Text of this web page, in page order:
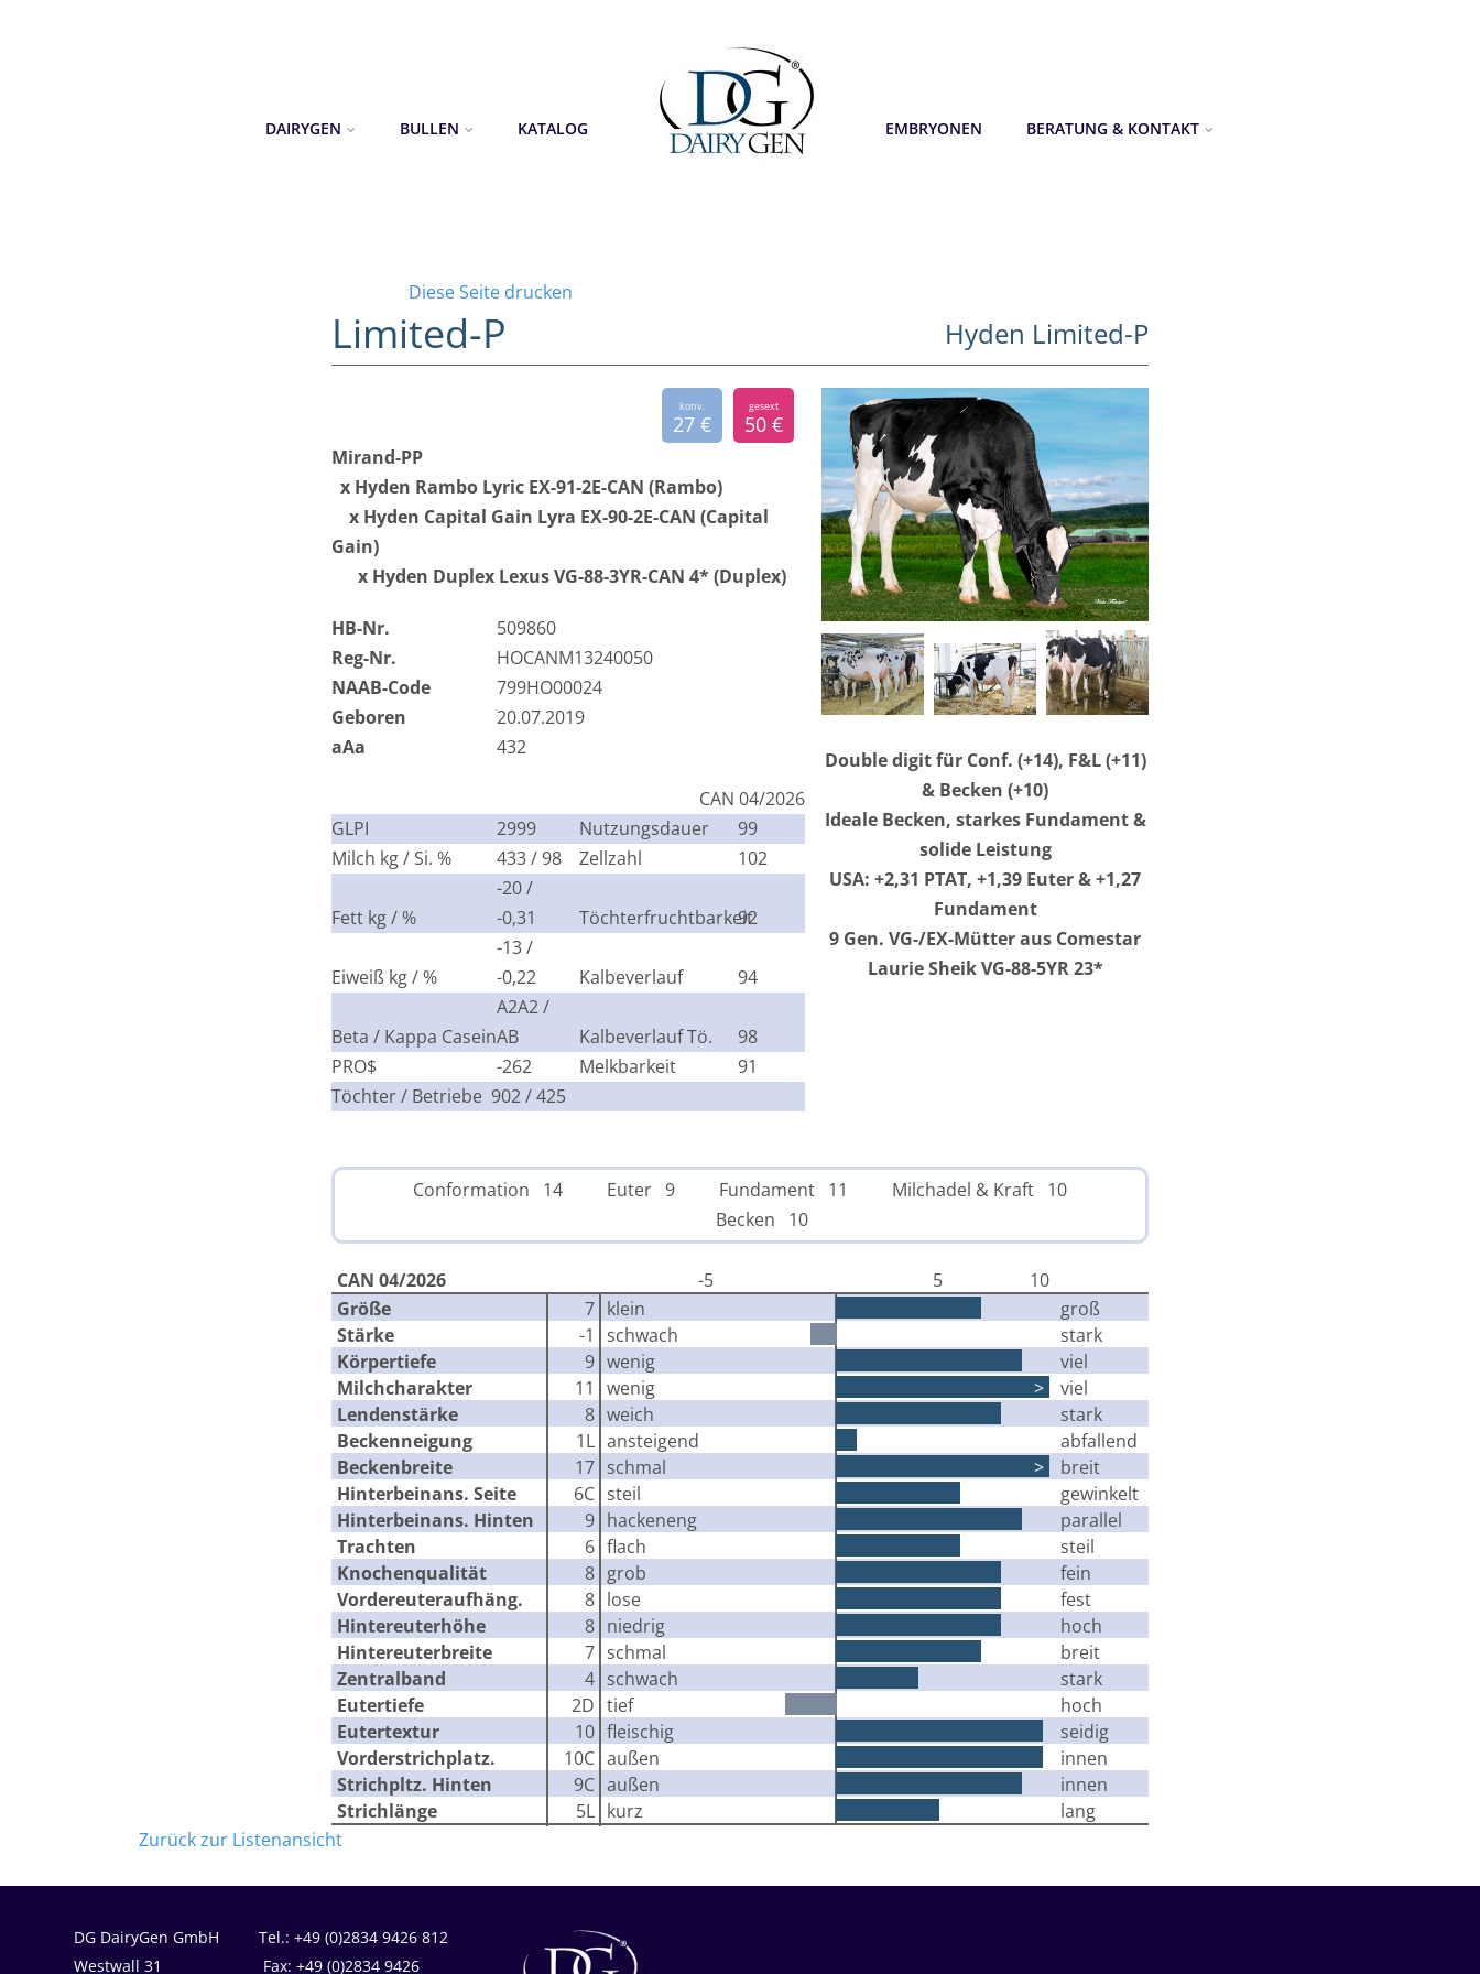
DAIRYGEN BULLEN KATALOG EMBRYONEN BERATUNG & KONTAKT
Diese Seite drucken
Limited-P Hyden Limited-P
konv.
27 €
gesext
50 €
Mirand-PP
x Hyden Rambo Lyric EX-91-2E-CAN (Rambo)
x Hyden Capital Gain Lyra EX-90-2E-CAN (Capital
Gain)
x Hyden Duplex Lexus VG-88-3YR-CAN 4* (Duplex)
HB-Nr.
509860
Reg-Nr.
HOCANM13240050
NAAB-Code
799HO00024
Geboren
20.07.2019
aAa
432
CAN 04/2026
GLPI
2999 Nutzungsdauer
99
Milch kg / Si. %
433 / 98 Zellzahl 102
Fett kg / %
-20 /
-0,31
Töchterfruchtbarkeit
92
Eiweiß kg / %
-13 /
-0,22
Kalbeverlauf 94
Beta / Kappa Casein
A2A2 /
AB
Kalbeverlauf Tö.
98
PRO$
-262 Melkbarkeit
91
Töchter / Betriebe 902 / 425
Double digit für Conf. (+14), F&L (+11)
& Becken (+10)
Ideale Becken, starkes Fundament &
solide Leistung
USA: +2,31 PTAT, +1,39 Euter & +1,27
Fundament
9 Gen. VG-/EX-Mütter aus Comestar
Laurie Sheik VG-88-5YR 23*
Conformation 14 Euter 9 Fundament 11
Milchadel & Kraft 10
Becken 10
CAN 04/2026 -5 5
10
Größe
7 klein
groß
Stärke
-1 schwach
stark
Körpertiefe
9 wenig
viel
Milchcharakter
11 wenig >
viel
Lendenstärke
8 weich
stark
Beckenneigung
1L ansteigend
abfallend
Beckenbreite
17 schmal >
breit
Hinterbeinans. Seite
6C steil
gewinkelt
Hinterbeinans. Hinten
9 hackeneng
parallel
Trachten
6 flach
steil
Knochenqualität
8 grob
fein
Vordereuteraufhäng.
8 lose
fest
Hintereuterhöhe
8 niedrig
hoch
Hintereuterbreite
7 schmal
breit
Zentralband
4 schwach
stark
Eutertiefe
2D tief
hoch
Eutertextur
10 fleischig
seidig
Vorderstrichplatz.
10C außen
innen
Strichpltz. Hinten
9C außen
innen
Strichlänge
5L kurz
lang
Zurück zur Listenansicht
DG DairyGen GmbH Tel.: +49 (0)2834 9426 812
Westwall 31 Fax: +49 (0)2834 9426